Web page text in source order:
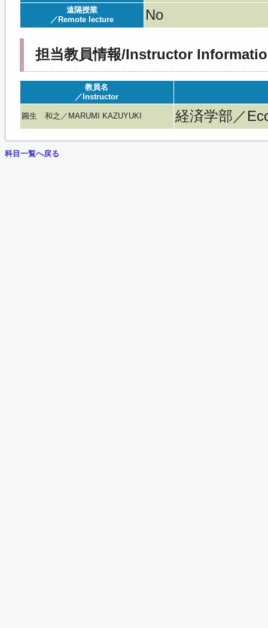
遠隔授業
／Remote lecture
No
担当教員情報/Instructor
教員名
／Instructor
圓生 和之／MARUMI KAZUYUKI 経済学部／
科目一覧へ戻る